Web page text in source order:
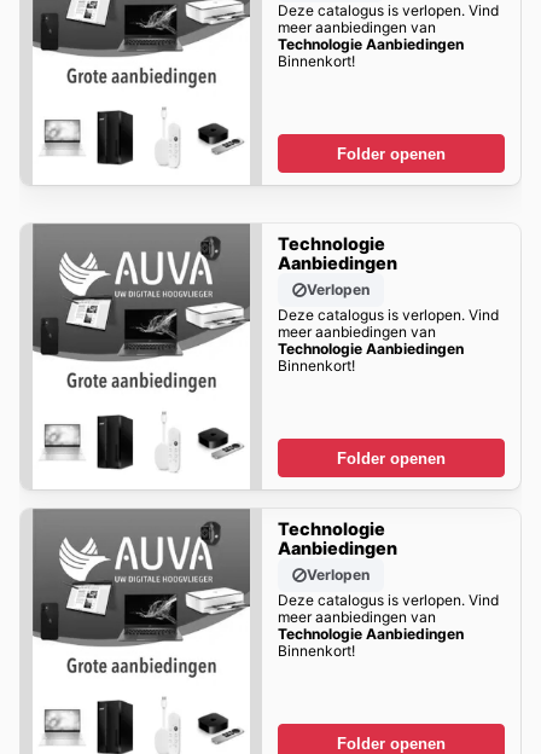
Deze catalogus is verlopen. Vind
meer aanbiedingen van
Technologie Aanbiedingen
Binnenkort!
Folder openen
Technologie
Aanbiedingen
Verlopen
Deze catalogus is verlopen. Vind
meer aanbiedingen van
Technologie Aanbiedingen
Binnenkort!
Folder openen
Technologie
Aanbiedingen
Verlopen
Deze catalogus is verlopen. Vind
meer aanbiedingen van
Technologie Aanbiedingen
Binnenkort!
Folder openen